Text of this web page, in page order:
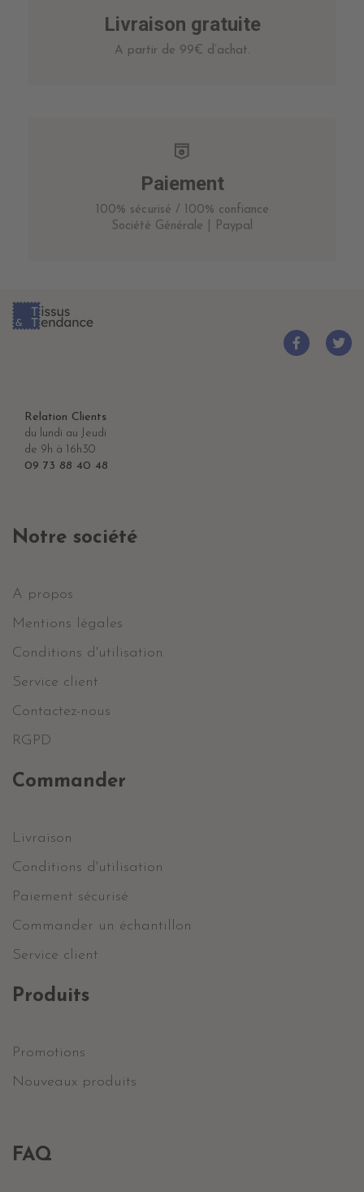
Livraison gratuite
A partir de 99€ d’achat.
Paiement
100% sécurisé / 100% confiance
Société Générale | Paypal
Relation Clients
du lundi au Jeudi
de 9h à 16h30
09 73 88 40 48
Notre société
A propos
Mentions légales
Conditions d'utilisation
Service client
Contactez-nous
RGPD
Commander
Livraison
Conditions d'utilisation
Paiement sécurisé
Commander un échantillon
Service client
Produits
Promotions
Nouveaux produits
FAQ